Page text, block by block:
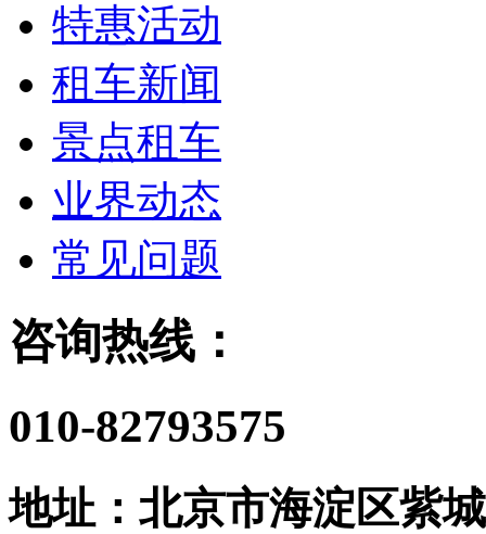
特惠活动
租车新闻
景点租车
业界动态
常见问题
咨询热线：
010-82793575
地址：北京市海淀区紫